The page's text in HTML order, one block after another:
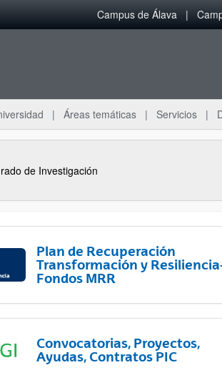
Campus de Álava
Áreas temáticas Servicios
de Investigación
Plan de Recuperación
Transformación y
Fondos MRR
Convocatorias, Proyectos,
Ayudas, Contratos PIC